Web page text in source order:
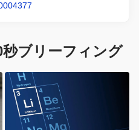
秒ブリーフィング